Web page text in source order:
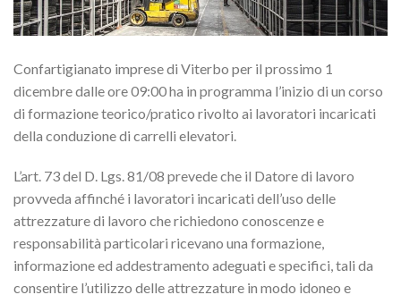
Confartigianato imprese di Viterbo per il prossimo 1
dicembre dalle ore 09:00 ha in programma l’inizio di un corso
di formazione teorico/pratico rivolto ai lavoratori incaricati
della conduzione di carrelli elevatori.
L’art. 73 del D. Lgs. 81/08 prevede che il Datore di lavoro
provveda affinché i lavoratori incaricati dell’uso delle
attrezzature di lavoro che richiedono conoscenze e
responsabilità particolari ricevano una formazione,
informazione ed addestramento adeguati e specifici, tali da
consentire l’utilizzo delle attrezzature in modo idoneo e